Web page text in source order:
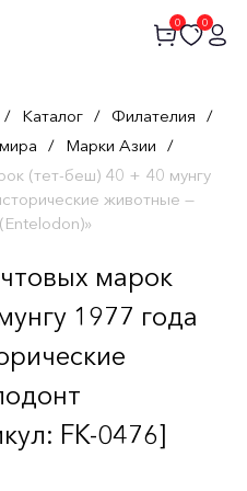
0 0
/ Каталог / Филателия /
/ Марки Азии /
(тет-беш) 40 + 40 мунгу
животные —
марок
1977 года
FK-0476]